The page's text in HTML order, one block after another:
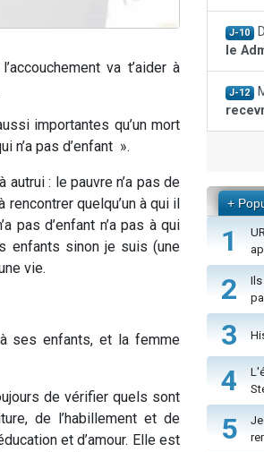
va t’aider à
importantes qu’un mort
n’a pas d’enfant ».
: le pauvre n’a pas de
quelqu’un à qui il
pas d’enfant n’a pas à qui
enfants sinon je suis (une
vie.
ses enfants, et la femme
de vérifier quels sont
de l’habillement et de
et d’amour. Elle est
J-10
le
J-12
+
1
2
3
4
5